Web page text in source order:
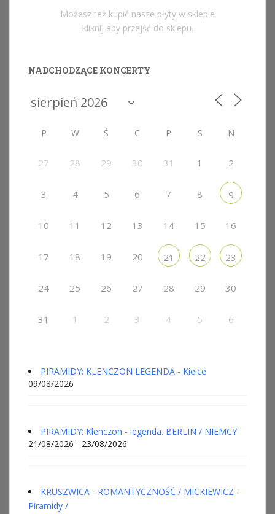
Możesz też kupić nasze płyty w sklepie
kliknij aby przejść do sklepu.
NADCHODZĄCE KONCERTY
P W Ś C P S N
27 28 29 30 31 1 2
3 4 5 6 7 8 9
10 11 12 13 14 15 16
17 18 19 20 21 22 23
24 25 26 27 28 29 30
31 1 2 3 4 5 6
PIRAMIDY: KLENCZON LEGENDA - Kielce
09/08/2026
PIRAMIDY: Klenczon - legenda. BERLIN / NIEMCY
21/08/2026 - 23/08/2026
KRUSZWICA - ROMANTYCZNOŚĆ / MICKIEWICZ -
Piramidy /